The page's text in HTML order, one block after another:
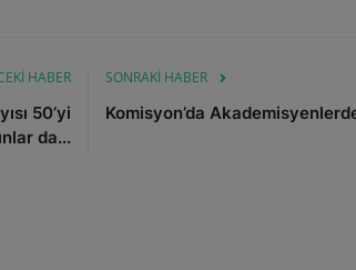
HABER
50’yi
da...
SONRAKI HABER
Komisyon’da